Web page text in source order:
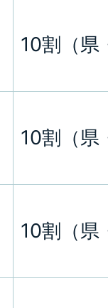
10割（県
10割（県
10割（県